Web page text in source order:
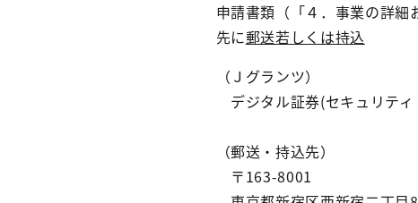
申請書類（「４．事業の詳細
先に郵送若しくは持込
（Ｊグランツ）
デジタル証券(セキュリテ
（郵送・持込先）
〒163-8001